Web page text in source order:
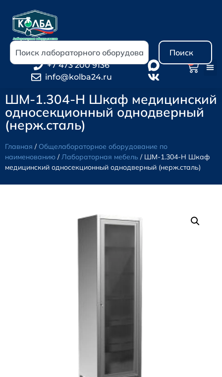
Поиск
+7 473 200 9136
info@kolba24.ru
ШМ-1.304-Н Шкаф медицинский
односекционный однодверный
(нерж.сталь)
Главная / Общелабораторное оборудование по
наименованию /Лабораторная мебель / ШМ-1.304-Н Шкаф
медицинский односекционный однодверный (нерж.сталь)